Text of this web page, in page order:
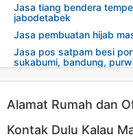
Jasa tiang bendera
jabodetabek
Jasa pembuatan hijab
Jasa pos satpam besi
sukabumi, bandung,
Alamat Rumah dan
Kontak Dulu Kalau